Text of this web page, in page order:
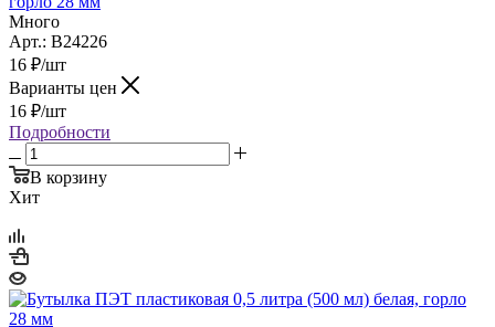
Много
Арт.: B24226
16 ₽/шт
Варианты цен
16 ₽/шт
Подробности
В корзину
Хит